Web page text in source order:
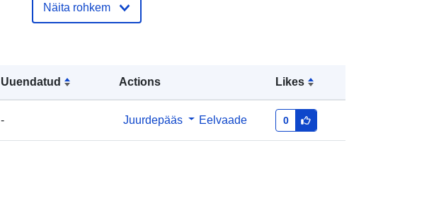
Uuendatud Actions Likes
- Juurdepääs Eelvaade 0
Kataloogi kirje:
Geograafiline
Koordinaadid: [ [ 0.98721683,
43.51844025 ], [ 0.98721683,
Näita rohkem